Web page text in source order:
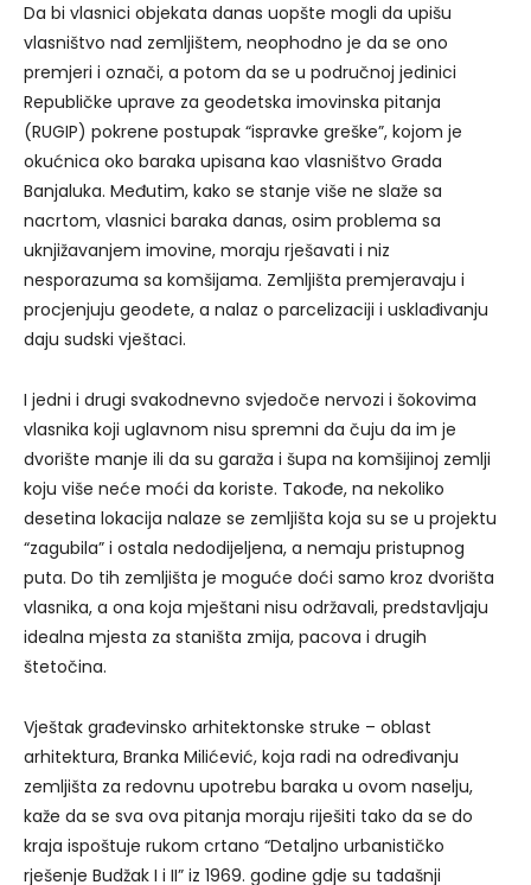
Da bi vlasnici objekata danas uopšte mogli da upišu
vlasništvo nad zemljištem, neophodno je da se ono
premjeri i označi, a potom da se u područnoj jedinici
Republičke uprave za geodetska imovinska pitanja
(RUGIP) pokrene postupak “ispravke greške”, kojom je
okućnica oko baraka upisana kao vlasništvo Grada
Banjaluka. Međutim, kako se stanje više ne slaže sa
nacrtom, vlasnici baraka danas, osim problema sa
uknjižavanjem imovine, moraju rješavati i niz
nesporazuma sa komšijama. Zemljišta premjeravaju i
procjenjuju geodete, a nalaz o parcelizaciji i usklađivanju
daju sudski vještaci.
I jedni i drugi svakodnevno svjedoče nervozi i šokovima
vlasnika koji uglavnom nisu spremni da čuju da im je
dvorište manje ili da su garaža i šupa na komšijinoj zemlji
koju više neće moći da koriste. Takođe, na nekoliko
desetina lokacija nalaze se zemljišta koja su se u projektu
“zagubila” i ostala nedodijeljena, a nemaju pristupnog
puta. Do tih zemljišta je moguće doći samo kroz dvorišta
vlasnika, a ona koja mještani nisu održavali, predstavljaju
idealna mjesta za staništa zmija, pacova i drugih
štetočina.
Vještak građevinsko arhitektonske struke – oblast
arhitektura, Branka Milićević, koja radi na određivanju
zemljišta za redovnu upotrebu baraka u ovom naselju,
kaže da se sva ova pitanja moraju riješiti tako da se do
kraja ispoštuje rukom crtano “Detaljno urbanističko
rješenje Budžak I i II” iz 1969. godine gdje su tadašnji